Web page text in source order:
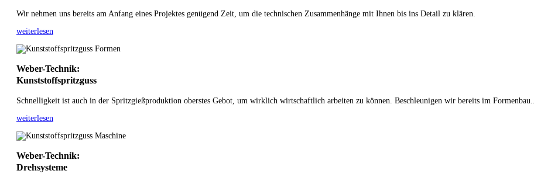
Wir nehmen uns bereits am Anfang eines Projektes genügend Zeit, um die technischen Zusammenhänge mit Ihnen bis ins Detail zu klären.
weiterlesen
Weber-Technik:
Kunststoffspritzguss
Schnelligkeit ist auch in der Spritzgießproduktion oberstes Gebot, um wirklich wirtschaftlich arbeiten zu können. Beschleunigen wir bereits im Formenbau...
weiterlesen
Weber-Technik:
Drehsysteme